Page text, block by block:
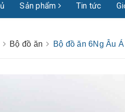
Sản phẩm Tin tức
Bộ đồ ăn Bộ đồ ăn 6Ng Âu